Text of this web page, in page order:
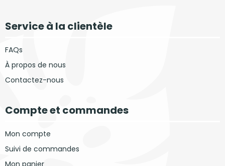
Service à la clientèle
FAQs
À propos de nous
Contactez-nous
Compte et commandes
Mon compte
Suivi de commandes
Mon panier